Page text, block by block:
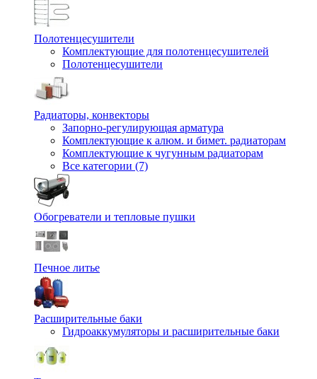
Полотенцесушители
Комплектующие для полотенцесушителей
Полотенцесушители
Радиаторы, конвекторы
Запорно-регулирующая арматура
Комплектующие к алюм. и бимет. радиаторам
Комплектующие к чугунным радиаторам
Все категории (7)
Обогреватели и тепловые пушки
Печное литье
Расширительные баки
Гидроаккумуляторы и расширительные баки